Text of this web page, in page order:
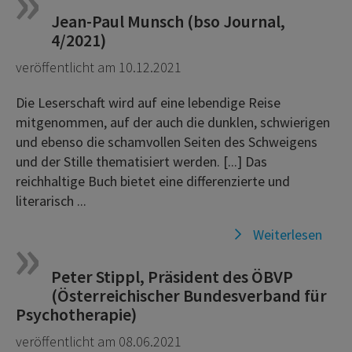
Jean-Paul Munsch (bso Journal,
4/2021)
veröffentlicht am 10.12.2021
Die Leserschaft wird auf eine lebendige Reise
mitgenommen, auf der auch die dunklen, schwierigen
und ebenso die schamvollen Seiten des Schweigens
und der Stille thematisiert werden. [...] Das
reichhaltige Buch bietet eine differenzierte und
literarisch ...
Weiterlesen
Peter Stippl, Präsident des ÖBVP
(Österreichischer Bundesverband für
Psychotherapie)
veröffentlicht am 08.06.2021